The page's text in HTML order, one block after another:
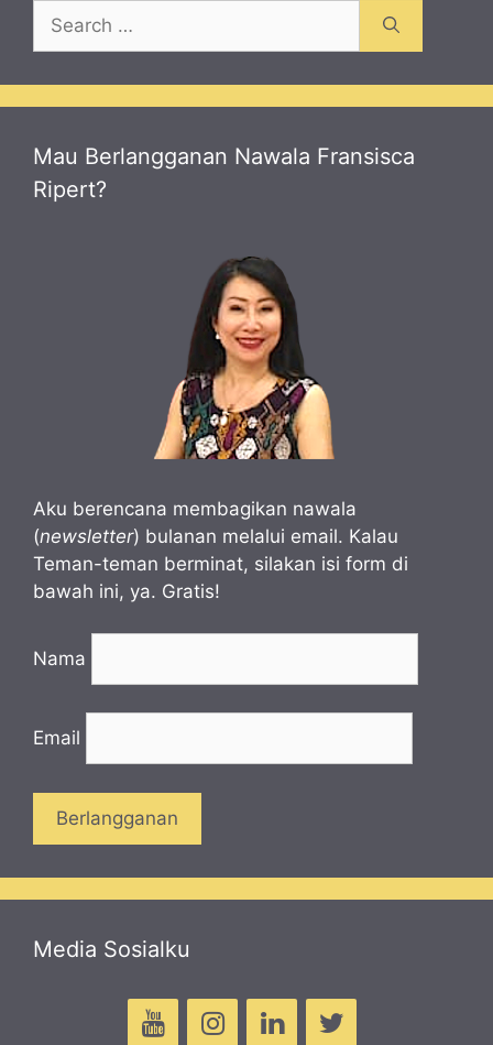
Search
for:
Mau Berlangganan Nawala Fransisca
Ripert?
Aku berencana membagikan nawala
(newsletter) bulanan melalui email. Kalau
Teman-teman berminat, silakan isi form di
bawah ini, ya. Gratis!
Nama
Email
Media Sosialku